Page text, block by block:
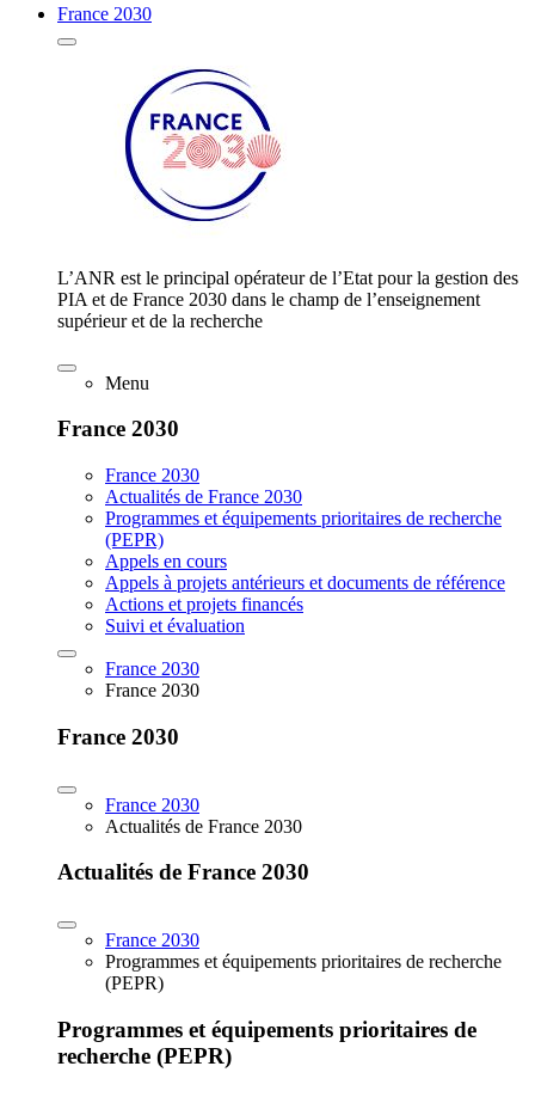
France 2030
L’ANR est le principal opérateur de l’Etat pour la gestion des
PIA et de France 2030 dans le champ de l’enseignement
supérieur et de la recherche
Menu
France 2030
France 2030
Actualités de France 2030
Programmes et équipements prioritaires de recherche
(PEPR)
Appels en cours
Appels à projets antérieurs et documents de référence
Actions et projets financés
Suivi et évaluation
France 2030
France 2030
France 2030
France 2030
Actualités de France 2030
Actualités de France 2030
France 2030
Programmes et équipements prioritaires de recherche
(PEPR)
Programmes et équipements prioritaires de
recherche (PEPR)